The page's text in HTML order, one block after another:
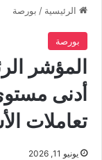
الرئيسية / بورصة
بورصة
المؤشر
تعاملات
يونيو 11, 2026